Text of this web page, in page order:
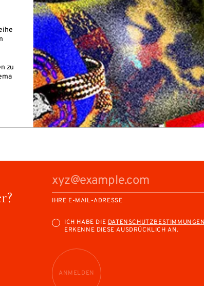
zu
IHRE E-MAIL-ADRESSE
ICH HABE DIE
ERKENNE DIESE AUSDRÜCKLICH AN.
ANMELDEN